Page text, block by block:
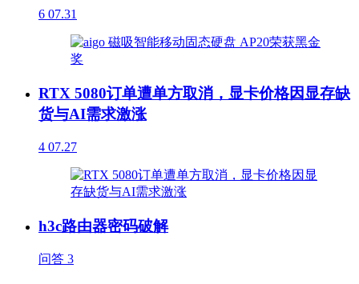
6 07.31
RTX 5080订单遭单方取消，显卡价格因显存缺
货与AI需求激涨
4 07.27
h3c路由器密码破解
问答 3